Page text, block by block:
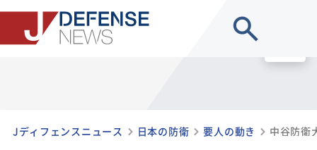
Jディフェンスニュース 日本の防衛 要人の動き